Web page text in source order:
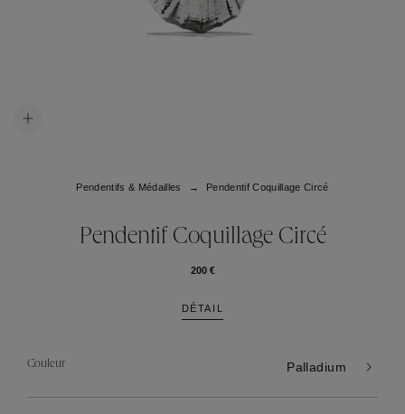
Pendentifs & Médailles Pendentif Coquillage Circé
Pendentif Coquillage Circé
200 €
DÉTAIL
Couleur Palladium